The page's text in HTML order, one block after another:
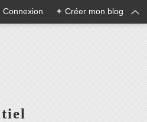
Connexion + Créer mon blog